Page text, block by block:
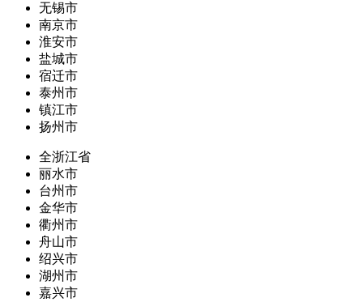
无锡市
南京市
淮安市
盐城市
宿迁市
泰州市
镇江市
扬州市
全浙江省
丽水市
台州市
金华市
衢州市
舟山市
绍兴市
湖州市
嘉兴市